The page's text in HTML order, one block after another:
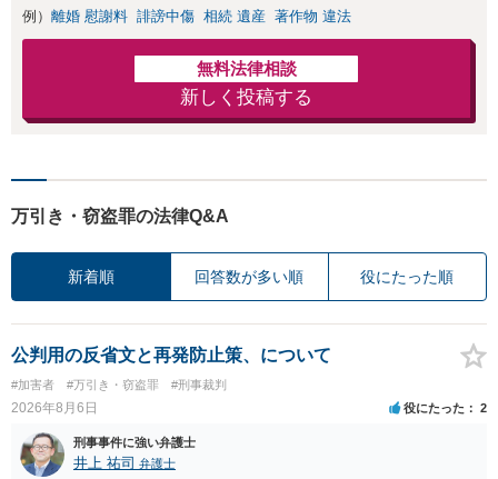
例） 離婚 慰謝料 誹謗中傷 相続 遺産 著作物 違法
無料法律相談
新しく投稿する
万引き・窃盗罪の法律Q&A
新着順 回答数が多い順 役にたった順
公判用の反省文と再発防止策、について
#加害者 #万引き・窃盗罪 #刑事裁判
2026年8月6日 役にたった 2
刑事事件に強い弁護士
井上 祐司 弁護士